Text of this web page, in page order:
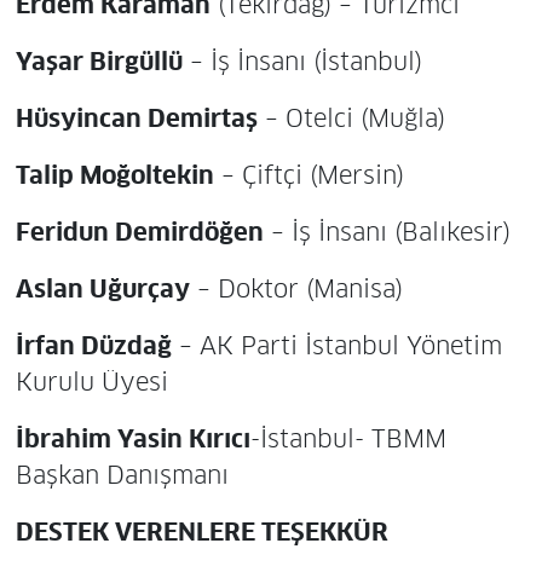
Yaşar Birgüllü– İş İnsanı (İstanbul)
Hüsyincan Demirtaş– Otelci (Muğla)
Talip Moğoltekin – Çiftçi (Mersin)
Feridun Demirdöğen – İş İnsanı (Balıkesir)
Aslan Uğurçay– Doktor (Manisa)
İrfan Düzdağ– AK Parti İstanbul Yönetim
Kurulu Üyesi
İbrahim Yasin Kırıcı-İstanbul- TBMM
Başkan Danışmanı
DESTEK VERENLERE TEŞEKKÜR